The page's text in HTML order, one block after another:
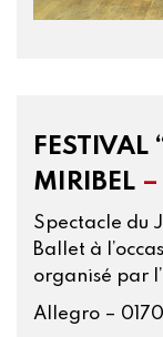
FESTIVAL
MIRIBEL
Spectacle du
Ballet à
organisé par
Allegro –